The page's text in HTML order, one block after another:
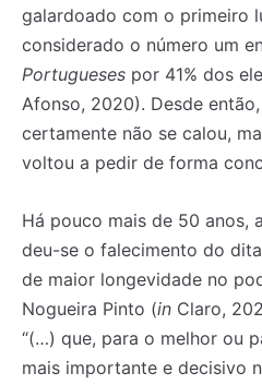
galardoado com o primeiro
considerado o número um
Portugueses por 41% dos
Afonso, 2020). Desde
certamente não se calou,
voltou a pedir de forma
Há pouco mais de 50 anos,
deu-se o falecimento do
de maior longevidade no
Nogueira Pinto (in Claro,
“(…) que, para o melhor ou
mais importante e decisivo